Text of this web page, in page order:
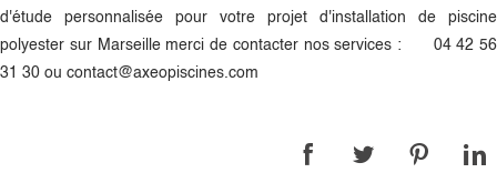
d'étude personnalisée pour votre projet d'installation de piscine
polyester sur Marseille merci de contacter nos services : 04 42 56
31 30 ou contact@axeopiscines.com